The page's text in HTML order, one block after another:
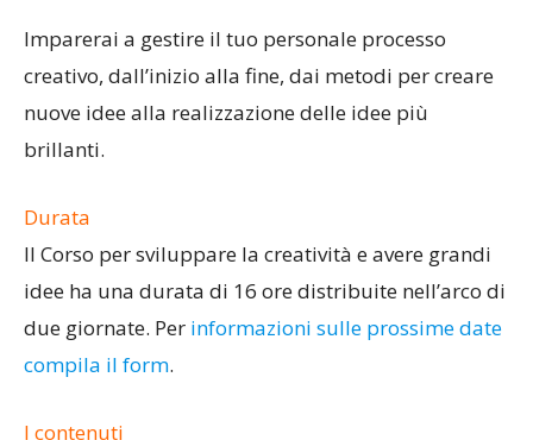
Imparerai a gestire il tuo personale processo
creativo, dall’inizio alla fine, dai metodi per creare
nuove idee alla realizzazione delle idee più
brillanti.
Durata
Il Corso per sviluppare la creatività e avere grandi
idee ha una durata di 16 ore distribuite nell’arco di
due giornate. Per informazioni sulle prossime date
compila il form.
I contenuti